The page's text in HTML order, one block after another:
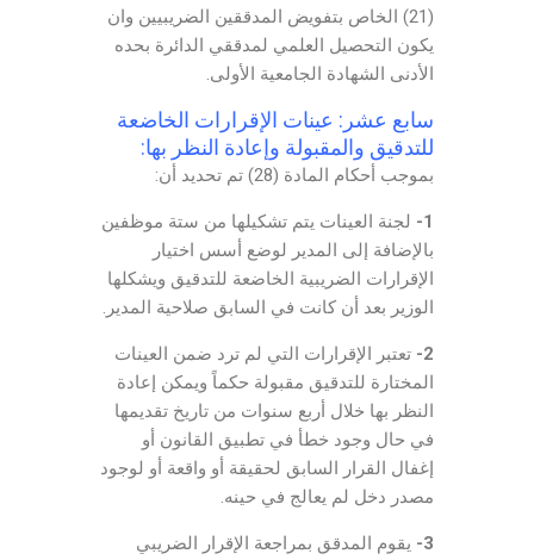
(21) الخاص بتفويض المدققين الضريبيين وان
يكون التحصيل العلمي لمدققي الدائرة بحده
الأدنى الشهادة الجامعية الأولى.
سابع عشر: عينات الإقرارات الخاضعة
للتدقيق والمقبولة وإعادة النظر بها:
بموجب أحكام المادة (28) تم تحديد أن:
1-
لجنة العينات يتم تشكيلها من ستة موظفين
بالإضافة إلى المدير لوضع أسس اختيار
الإقرارات الضريبية الخاضعة للتدقيق ويشكلها
الوزير بعد أن كانت في السابق صلاحية المدير.
2-
تعتبر الإقرارات التي لم ترد ضمن العينات
المختارة للتدقيق مقبولة حكماً ويمكن إعادة
النظر بها خلال أربع سنوات من تاريخ تقديمها
في حال وجود خطأ في تطبيق القانون أو
إغفال القرار السابق لحقيقة أو واقعة أو لوجود
مصدر دخل لم يعالج في حينه.
3-
يقوم المدقق بمراجعة الإقرار الضريبي